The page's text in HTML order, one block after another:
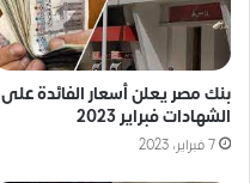
بنك مصر يعلن أسعار الفائدة على
الشهادات فبراير 2023
7 فبراير، 2023